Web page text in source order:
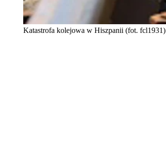
Katastrofa kolejowa w Hiszpanii (fot. fcl1931)